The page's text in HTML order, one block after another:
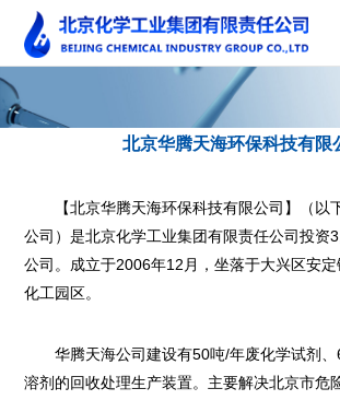
北京华腾天海环保科技有限
【北京华腾天海环保科技有限公司】（以
公司）是北京化学工业集团有限责任公司投资
公司。成立于2006年12月，坐落于大兴区安
化工园区。
华腾天海公司建设有50吨/年废化学试剂
溶剂的回收处理生产装置。主要解决北京市危